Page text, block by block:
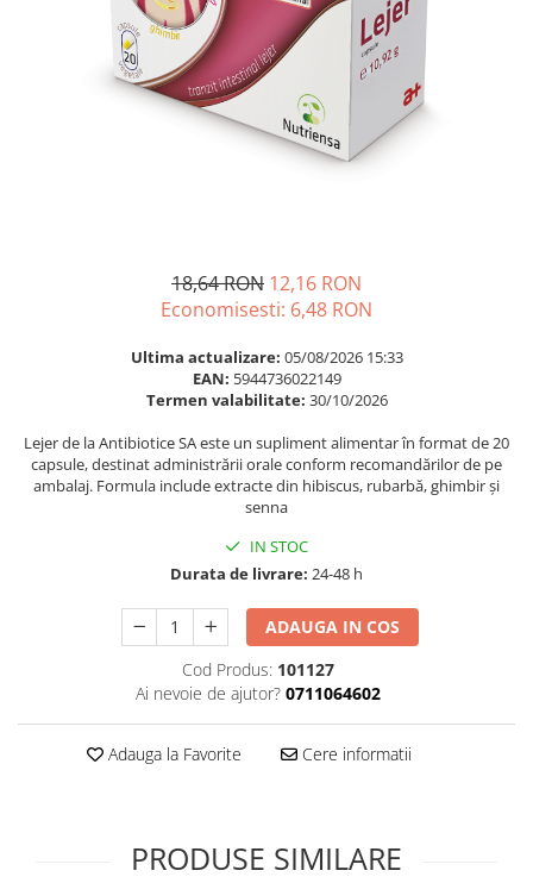
Par si unghii
Probiotice si prebiotice
Somn stres si anxietate
Supliment Complexe
Supliment Magneziu
Supliment Vitamina B
Supliment Zinc
Tincturi si Gemoderivate
Tuse gat si respiratie
Balsam masca si tratament
Produse cu SPF Pentru Fata
18,64 RON 12,16 RON
Economisesti: 6,48 RON
Ultima actualizare: 05/08/2026 15:33
EAN: 5944736022149
Termen valabilitate: 30/10/2026
Lejer de la Antibiotice SA este un supliment alimentar în format de 20
capsule, destinat administrării orale conform recomandărilor de pe
ambalaj. Formula include extracte din hibiscus, rubarbă, ghimbir și
senna
IN STOC
Durata de livrare: 24-48 h
ADAUGA IN COS
Cod Produs: 101127
Ai nevoie de ajutor? 0711064602
Adauga la Favorite Cere informatii
PRODUSE SIMILARE